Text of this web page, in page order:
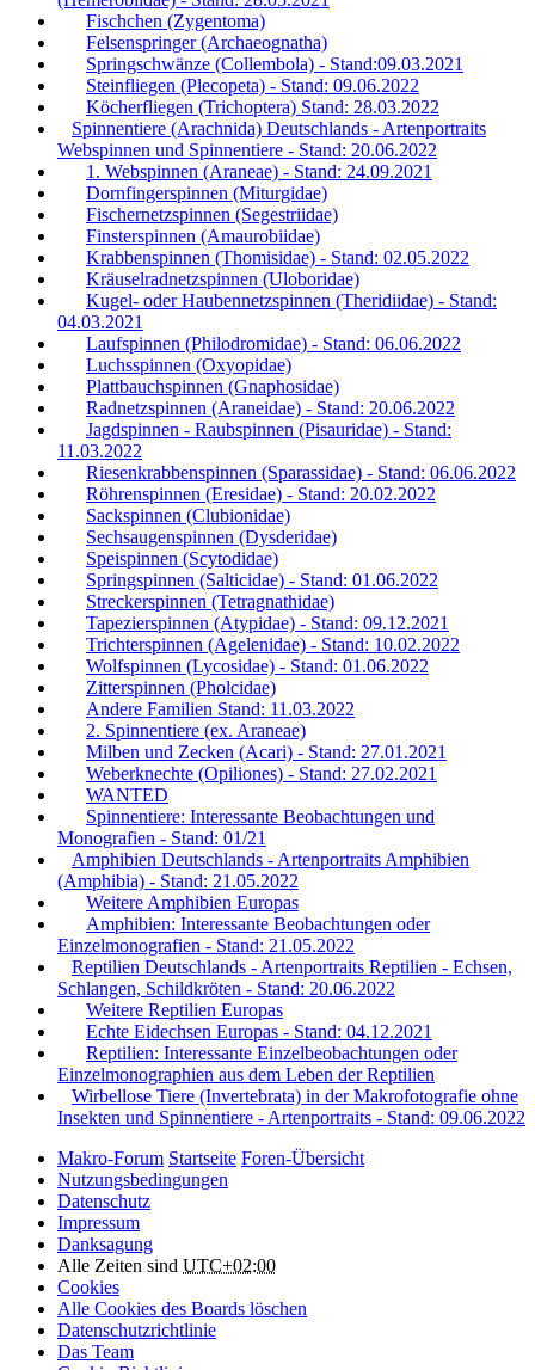
Fischchen (Zygentoma)
Felsenspringer (Archaeognatha)
Springschwänze (Collembola) - Stand:09.03.2021
Steinfliegen (Plecopeta) - Stand: 09.06.2022
Köcherfliegen (Trichoptera) Stand: 28.03.2022
Spinnentiere (Arachnida) Deutschlands - Artenportraits
Webspinnen und Spinnentiere - Stand: 20.06.2022
1. Webspinnen (Araneae) - Stand: 24.09.2021
Dornfingerspinnen (Miturgidae)
Fischernetzspinnen (Segestriidae)
Finsterspinnen (Amaurobiidae)
Krabbenspinnen (Thomisidae) - Stand: 02.05.2022
Kräuselradnetzspinnen (Uloboridae)
Kugel- oder Haubennetzspinnen (Theridiidae) - Stand:
04.03.2021
Laufspinnen (Philodromidae) - Stand: 06.06.2022
Luchsspinnen (Oxyopidae)
Plattbauchspinnen (Gnaphosidae)
Radnetzspinnen (Araneidae) - Stand: 20.06.2022
Jagdspinnen - Raubspinnen (Pisauridae) - Stand:
11.03.2022
Riesenkrabbenspinnen (Sparassidae) - Stand: 06.06.2022
Röhrenspinnen (Eresidae) - Stand: 20.02.2022
Sackspinnen (Clubionidae)
Sechsaugenspinnen (Dysderidae)
Speispinnen (Scytodidae)
Springspinnen (Salticidae) - Stand: 01.06.2022
Streckerspinnen (Tetragnathidae)
Tapezierspinnen (Atypidae) - Stand: 09.12.2021
Trichterspinnen (Agelenidae) - Stand: 10.02.2022
Wolfspinnen (Lycosidae) - Stand: 01.06.2022
Zitterspinnen (Pholcidae)
Andere Familien Stand: 11.03.2022
2. Spinnentiere (ex. Araneae)
Milben und Zecken (Acari) - Stand: 27.01.2021
Weberknechte (Opiliones) - Stand: 27.02.2021
WANTED
Spinnentiere: Interessante Beobachtungen und
Monografien - Stand: 01/21
Amphibien Deutschlands - Artenportraits Amphibien
(Amphibia) - Stand: 21.05.2022
Weitere Amphibien Europas
Amphibien: Interessante Beobachtungen oder
Einzelmonografien - Stand: 21.05.2022
Reptilien Deutschlands - Artenportraits Reptilien - Echsen,
Schlangen, Schildkröten - Stand: 20.06.2022
Weitere Reptilien Europas
Echte Eidechsen Europas - Stand: 04.12.2021
Reptilien: Interessante Einzelbeobachtungen oder
Einzelmonographien aus dem Leben der Reptilien
Wirbellose Tiere (Invertebrata) in der Makrofotografie ohne
Insekten und Spinnentiere - Artenportraits - Stand: 09.06.2022
Makro-Forum Startseite Foren-Übersicht
Nutzungsbedingungen
Datenschutz
Impressum
Danksagung
Alle Zeiten sind UTC+02:00
Cookies
Alle Cookies des Boards löschen
Datenschutzrichtlinie
Das Team